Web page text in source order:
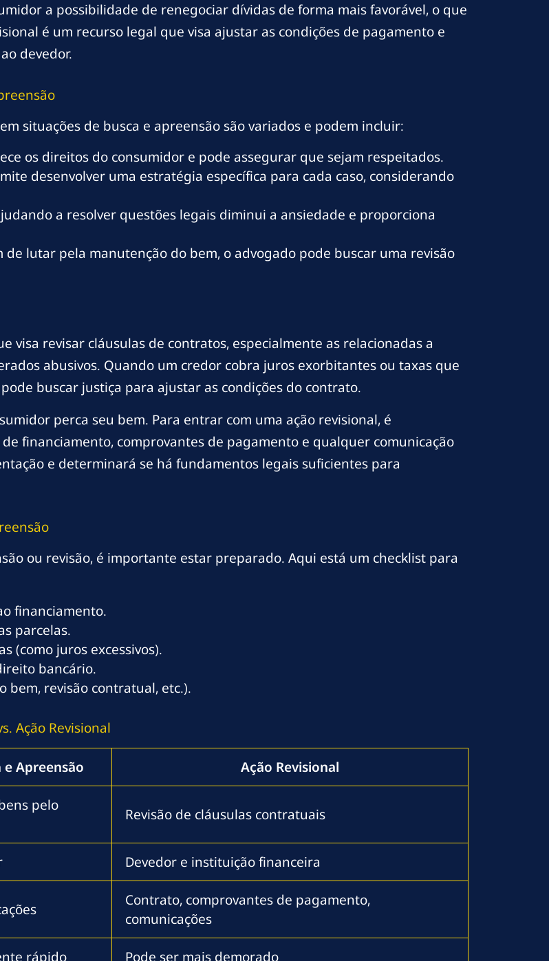
a possibilidade de renegociar dívidas de forma mais favorável, o que
é um recurso legal que visa ajustar as condições de pagamento e
devedor.
situações de busca e apreensão são variados e podem incluir:
os direitos do consumidor e pode assegurar que sejam respeitados.
desenvolver uma estratégia específica para cada caso, considerando
a resolver questões legais diminui a ansiedade e proporciona
de lutar pela manutenção do bem, o advogado pode buscar uma revisão
visa revisar cláusulas de contratos, especialmente as relacionadas a
abusivos. Quando um credor cobra juros exorbitantes ou taxas que
buscar justiça para ajustar as condições do contrato.
perca seu bem. Para entrar com uma ação revisional, é
financiamento, comprovantes de pagamento e qualquer comunicação
e determinará se há fundamentos legais suficientes para
ou revisão, é importante estar preparado. Aqui está um checklist para
financiamento.
parcelas.
(como juros excessivos).
bancário.
bem, revisão contratual, etc.).
Ação Revisional
e Apreensão Ação Revisional
pelo
Revisão de cláusulas contratuais
Devedor e instituição financeira
Contrato, comprovantes de pagamento,
comunicações
rápido Pode ser mais demorado